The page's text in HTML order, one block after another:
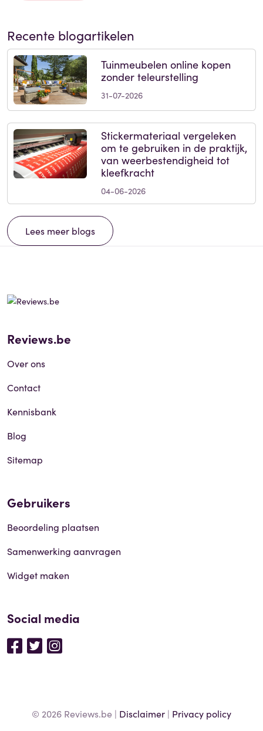
Recente blogartikelen
Tuinmeubelen online kopen
zonder teleurstelling
31-07-2026
Stickermateriaal vergeleken
om te gebruiken in de praktijk,
van weerbestendigheid tot
kleefkracht
04-06-2026
Lees meer blogs
Reviews.be
Over ons
Contact
Kennisbank
Blog
Sitemap
Gebruikers
Beoordeling plaatsen
Samenwerking aanvragen
Widget maken
Social media
© 2026 Reviews.be | Disclaimer | Privacy policy